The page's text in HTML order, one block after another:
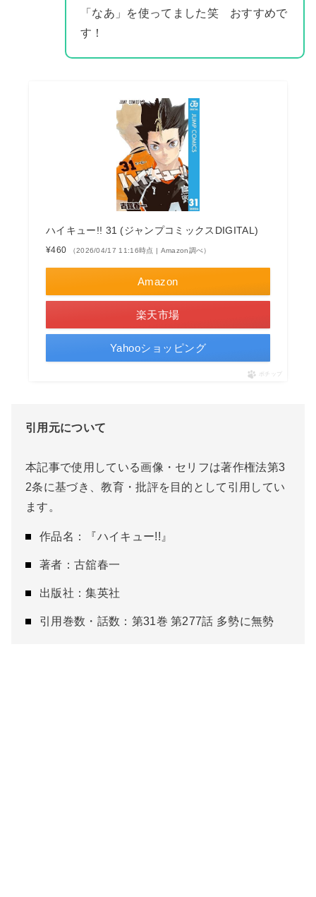
「なあ」を使ってました笑 おすすめで
す！
ハイキュー!! 31 (ジャンプコミックスDIGITAL)
¥460 （2026/04/17 11:16時点 | Amazon調べ）
Amazon
楽天市場
Yahooショッピング
ポチップ
引用元について
本記事で使用している画像・セリフは著作権法第3
2条に基づき、教育・批評を目的として引用してい
ます。
作品名：『ハイキュー!!』
著者：古舘春一
出版社：集英社
引用巻数・話数：第31巻 第277話 多勢に無勢